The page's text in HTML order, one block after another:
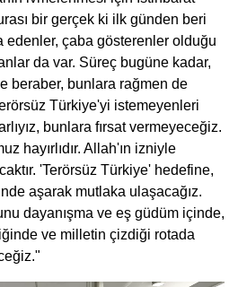
bir gerçek ki ilk günden beri
edenler, çaba gösterenler olduğu
da var. Süreç bugüne kadar,
beraber, bunlara rağmen de
Türkiye'yi istemeyenleri
bunlara fırsat vermeyeceğiz.
hayırlıdır. Allah'ın izniyle
'Terörsüz Türkiye' hedefine,
aşarak mutlaka ulaşacağız.
dayanışma ve eş güdüm içinde,
ve milletin çizdiği rotada